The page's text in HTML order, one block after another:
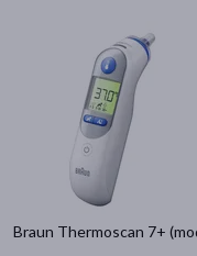
Braun Thermoscan 7+
Specyfika
Wielorazowe
Jednorazowe
Dla
Dla sportowców
Bez lateksu(41)